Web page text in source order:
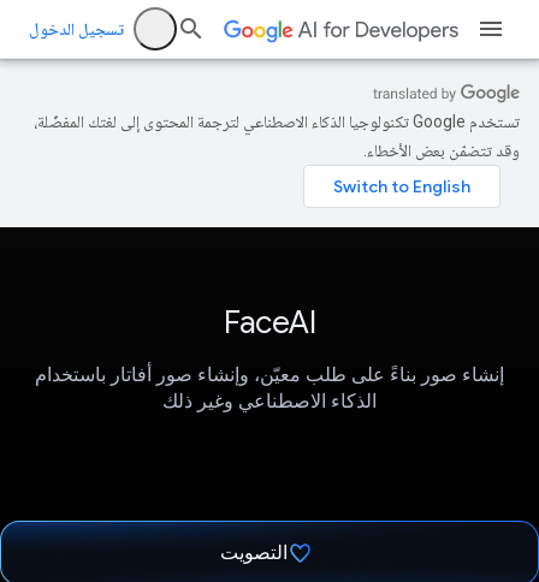
تسجيل الدخول
تستخدم Google تكنولوجيا الذكاء الاصطناعي لترجمة المحتوى إلى لغتك المفضّلة،
وقد تتضمّن بعض الأخطاء.
FaceAI
إنشاء صور بناءً على طلب معيّن، وإنشاء صور أفاتار باستخدام
الذكاء الاصطناعي وغير ذلك
التصويت